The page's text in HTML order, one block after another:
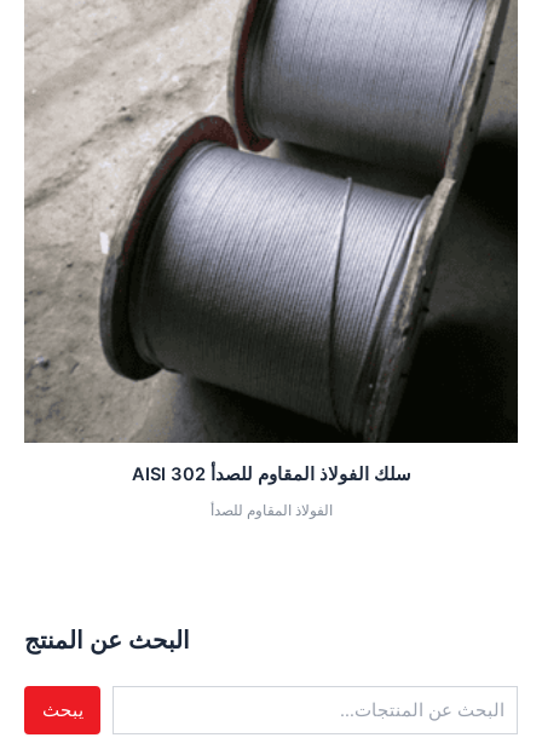
البحث عن المنتج
يبحث
سلك الفولاذ المقاوم للصدأ AISI 302
الفولاذ المقاوم للصدأ